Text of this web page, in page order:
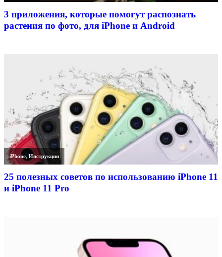
3 приложения, которые помогут распознать
растения по фото, для iPhone и Android
iPhone,Инструкции
25 полезных советов по использованию iPhone 11
и iPhone 11 Pro